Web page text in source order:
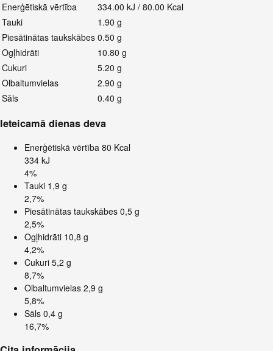
Enerģētiskā vērtība
334.00 kJ / 80.00 Kcal
Tauki
1.90 g
Piesātinātas taukskābes 0.50 g
Ogļhidrāti
10.80 g
Cukuri
5.20 g
Olbaltumvielas
2.90 g
Sāls
0.40 g
Ieteicamā dienas deva
Enerģētiskā vērtība 80 Kcal
334 kJ
4%
Tauki 1,9 g
2,7%
Piesātinātas taukskābes 0,5 g
2,5%
Ogļhidrāti 10,8 g
4,2%
Cukuri 5,2 g
8,7%
Olbaltumvielas 2,9 g
5,8%
Sāls 0,4 g
16,7%